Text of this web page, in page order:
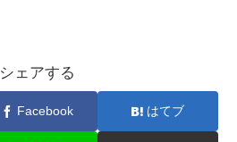
シェアする
Facebook はてブ